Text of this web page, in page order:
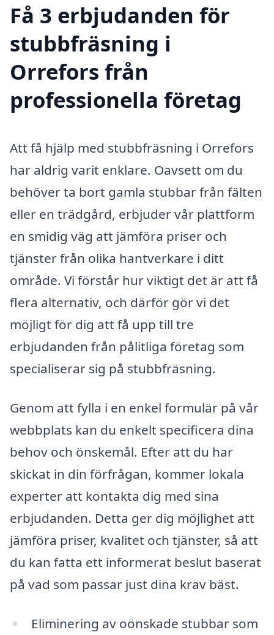
Få 3 erbjudanden för
stubbfräsning i
Orrefors från
professionella företag
Att få hjälp med stubbfräsning i Orrefors
har aldrig varit enklare. Oavsett om du
behöver ta bort gamla stubbar från fälten
eller en trädgård, erbjuder vår plattform
en smidig väg att jämföra priser och
tjänster från olika hantverkare i ditt
område. Vi förstår hur viktigt det är att få
flera alternativ, och därför gör vi det
möjligt för dig att få upp till tre
erbjudanden från pålitliga företag som
specialiserar sig på stubbfräsning.
Genom att fylla i en enkel formulär på vår
webbplats kan du enkelt specificera dina
behov och önskemål. Efter att du har
skickat in din förfrågan, kommer lokala
experter att kontakta dig med sina
erbjudanden. Detta ger dig möjlighet att
jämföra priser, kvalitet och tjänster, så att
du kan fatta ett informerat beslut baserat
på vad som passar just dina krav bäst.
Eliminering av oönskade stubbar som